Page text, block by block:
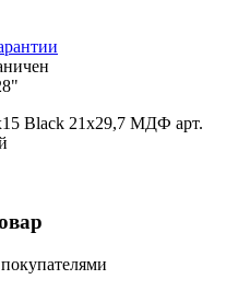
Black 21x29,7 МДФ арт.